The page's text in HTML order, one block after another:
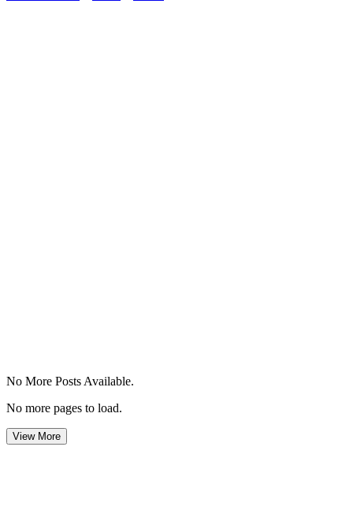
No More Posts Available.
No more pages to load.
View More